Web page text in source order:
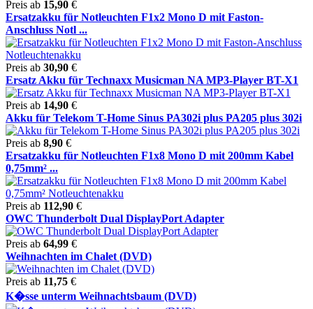
Preis ab 15,90 €
Ersatzakku für Notleuchten F1x2 Mono D mit Faston-
Anschluss Notl ...
Preis ab 30,90 €
Ersatz Akku für Technaxx Musicman NA MP3-Player BT-X1
Preis ab 14,90 €
Akku für Telekom T-Home Sinus PA302i plus PA205 plus 302i
Preis ab 8,90 €
Ersatzakku für Notleuchten F1x8 Mono D mit 200mm Kabel
0,75mm² ...
Preis ab 112,90 €
OWC Thunderbolt Dual DisplayPort Adapter
Preis ab 64,99 €
Weihnachten im Chalet (DVD)
Preis ab 11,75 €
K�sse unterm Weihnachtsbaum (DVD)